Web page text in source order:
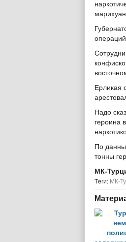
Ерликая
Надо
героина
По
тонны
МК-
Tеги: МК-